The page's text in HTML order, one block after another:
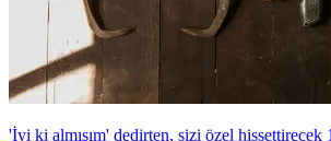
'İyi ki almışım' dedirten, sizi özel hissettirecek